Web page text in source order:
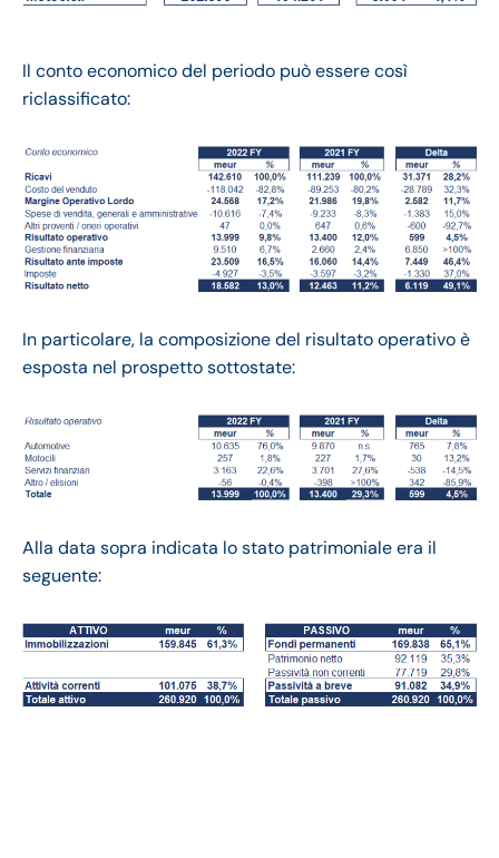
Il conto economico del periodo può essere così
riclassificato:
In particolare, la composizione del risultato operativo è
esposta nel prospetto sottostate:
Alla data sopra indicata lo stato patrimoniale era il
seguente: